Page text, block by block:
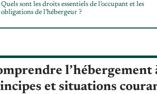
Quels sont les droits essentiels de l’occupant et les
obligations de l’hébergeur ?
et situations